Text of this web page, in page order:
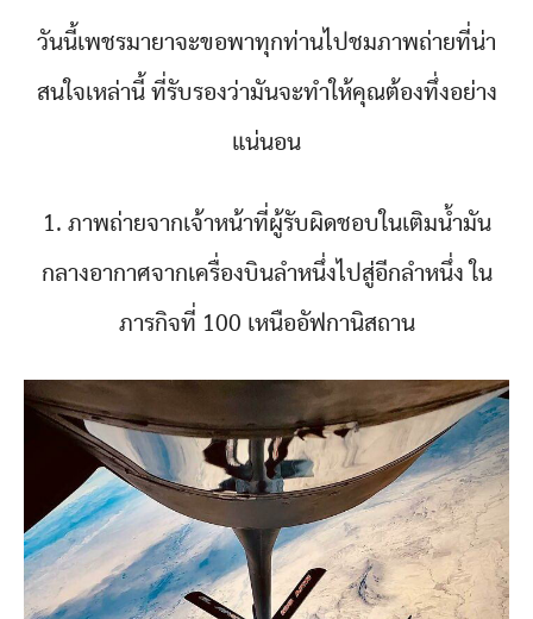
วันนี้เพชรมายาจะขอพาทุกท่านไปชมภาพถ่ายที่น่า
สนใจเหล่านี้ ที่รับรองว่ามันจะทำให้คุณต้องทึ่งอย่าง
แน่นอน
1. ภาพถ่ายจากเจ้าหน้าที่ผู้รับผิดชอบในเติมน้ำมัน
กลางอากาศจากเครื่องบินลำหนึ่งไปสู่อีกลำหนึ่ง ใน
ภารกิจที่ 100 เหนืออัฟกานิสถาน